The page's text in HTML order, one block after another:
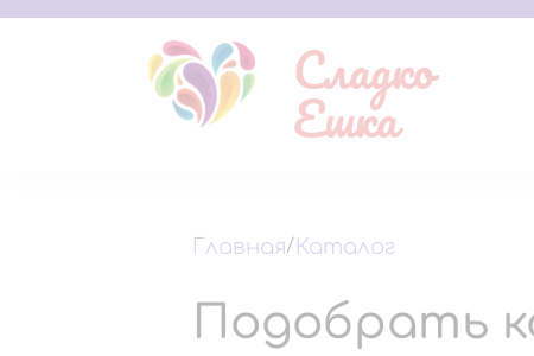
Сладко
Ешка
Главная/ Каталог
Подобрать